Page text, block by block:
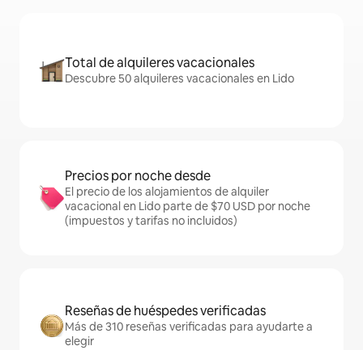
Total de alquileres vacacionales
Descubre 50 alquileres vacacionales en Lido
Precios por noche desde
El precio de los alojamientos de alquiler
vacacional en Lido parte de $70 USD por noche
(impuestos y tarifas no incluidos)
Reseñas de huéspedes verificadas
Más de 310 reseñas verificadas para ayudarte a
elegir